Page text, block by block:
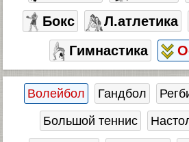
Бокс
Л.атлетика
Гимнастика
Волейбол Гандбол
Большой теннис